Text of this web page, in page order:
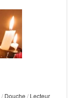
/ Douche / Lecteur